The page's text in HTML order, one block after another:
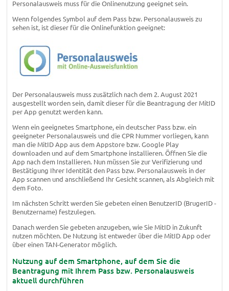
Personalausweis muss für die Onlinenutzung geeignet sein.
Wenn folgendes Symbol auf dem Pass bzw. Personalausweis zu
sehen ist, ist dieser für die Onlinefunktion geeignet:
Der Personalausweis muss zusätzlich nach dem 2. August 2021
ausgestellt worden sein, damit dieser für die Beantragung der MitID
per App genutzt werden kann.
Wenn ein geeignetes Smartphone, ein deutscher Pass bzw. ein
geeigneter Personalausweis und die CPR Nummer vorliegen, kann
man die MitID App aus dem Appstore bzw. Google Play
downloaden und auf dem Smartphone installieren. Öffnen Sie die
App nach dem Installieren. Nun müssen Sie zur Verifizierung und
Bestätigung Ihrer Identität den Pass bzw. Personalausweis in der
App scannen und anschließend Ihr Gesicht scannen, als Abgleich mit
dem Foto.
Im nächsten Schritt werden Sie gebeten einen BenutzerID (BrugerID -
Benutzername) festzulegen.
Danach werden Sie gebeten anzugeben, wie Sie MitID in Zukunft
nutzen möchten. De Nutzung ist entweder über die MitID App oder
über einen TAN-Generator möglich.
Nutzung auf dem Smartphone, auf dem Sie die
Beantragung mit Ihrem Pass bzw. Personalausweis
aktuell durchführen